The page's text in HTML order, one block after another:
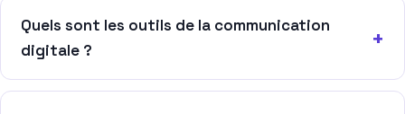
Quels sont les outils de la communication
digitale ?